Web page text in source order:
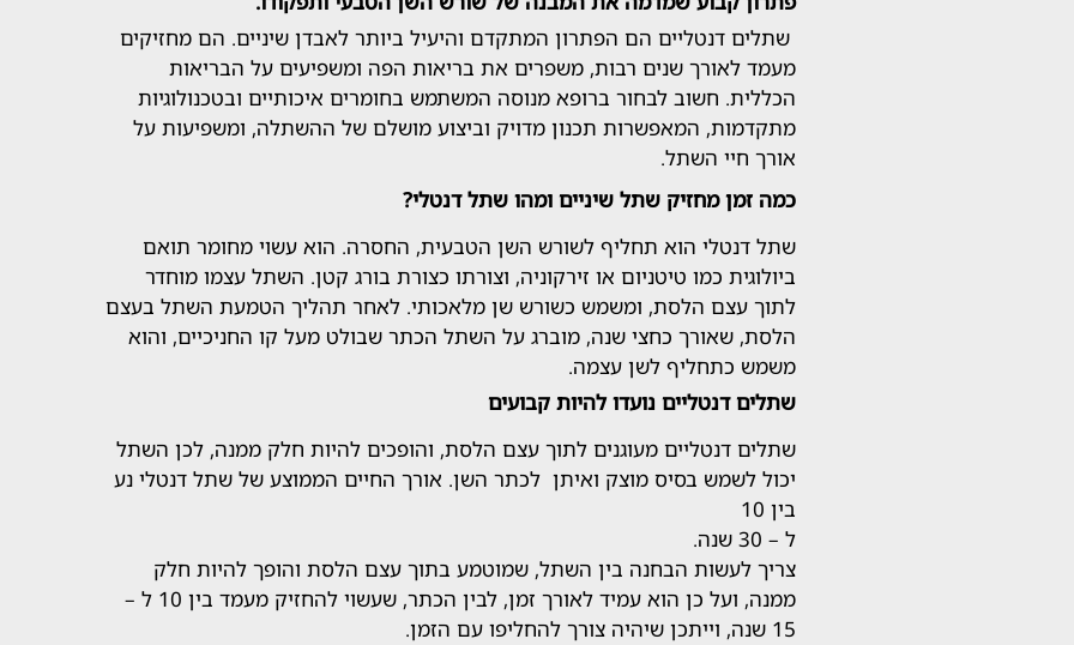
שתלים דנטליים הם הפתרון המתקדם והיעיל ביותר לאבדן שיניים. הם מחזיקים
מעמד לאורך שנים רבות, משפרים את בריאות הפה ומשפיעים על הבריאות
הכללית. חשוב לבחור ברופא מנוסה המשתמש בחומרים איכותיים ובטכנולוגיות
מתקדמות, המאפשרות תכנון מדויק וביצוע מושלם של ההשתלה, ומשפיעות על
אורך חיי השתל.
כמה זמן מחזיק שתל שיניים ומהו שתל דנטלי?
שתל דנטלי הוא תחליף לשורש השן הטבעית, החסרה. הוא עשוי מחומר תואם
ביולוגית כמו טיטניום או זירקוניה, וצורתו כצורת בורג קטן. השתל עצמו מוחדר
לתוך עצם הלסת, ומשמש כשורש שן מלאכותי. לאחר תהליך הטמעת השתל בעצם
הלסת, שאורך כחצי שנה, מוברג על השתל הכתר שבולט מעל קו החניכיים, והוא
משמש כתחליף לשן עצמה.
שתלים דנטליים נועדו להיות קבועים
שתלים דנטליים מעוגנים לתוך עצם הלסת, והופכים להיות חלק ממנה, לכן השתל
יכול לשמש בסיס מוצק ואיתן לכתר השן. אורך החיים הממוצע של שתל דנטלי נע
בין 10
ל – 30 שנה.
צריך לעשות הבחנה בין השתל, שמוטמע בתוך עצם הלסת והופך להיות חלק
ממנה, ועל כן הוא עמיד לאורך זמן, לבין הכתר, שעשוי להחזיק מעמד בין 10 ל –
15 שנה, וייתכן שיהיה צורך להחליפו עם הזמן.